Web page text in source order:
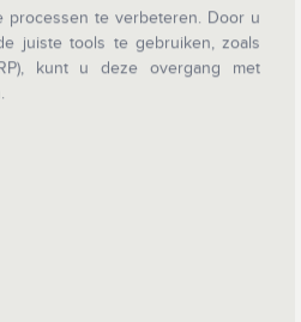
juiste tools te gebruiken, zoals
kunt u deze overgang met